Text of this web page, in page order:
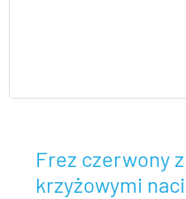
Frez czerwony
krzyżowymi